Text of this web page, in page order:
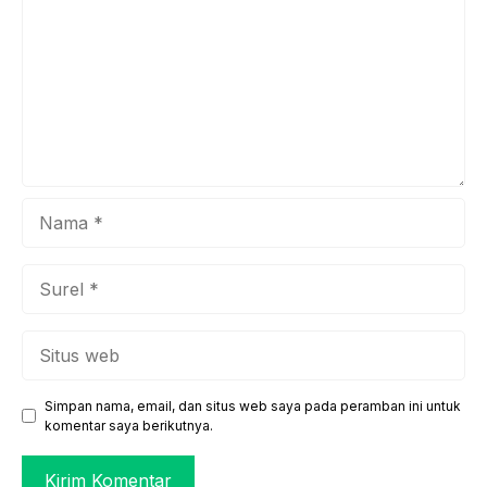
web
Simpan nama, email, dan situs web saya pada peramban ini untuk
komentar saya berikutnya.